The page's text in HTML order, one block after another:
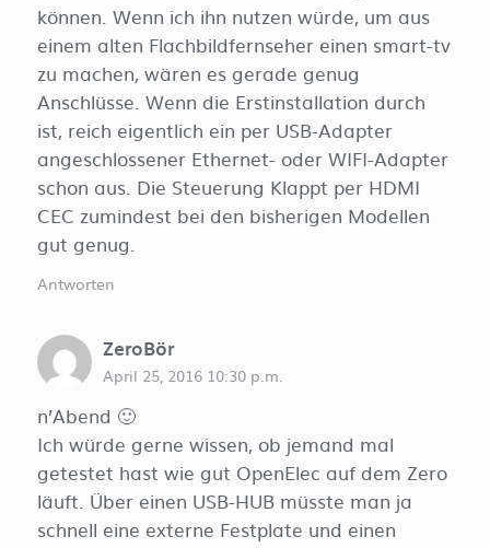
können. Wenn ich ihn nutzen würde, um aus
einem alten Flachbildfernseher einen smart-tv
zu machen, wären es gerade genug
Anschlüsse. Wenn die Erstinstallation durch
ist, reich eigentlich ein per USB-Adapter
angeschlossener Ethernet- oder WIFI-Adapter
schon aus. Die Steuerung Klappt per HDMI
CEC zumindest bei den bisherigen Modellen
gut genug.
Antworten
ZeroBör
April 25, 2016 10:30 p.m.
n’Abend 🙂
Ich würde gerne wissen, ob jemand mal
getestet hast wie gut OpenElec auf dem Zero
läuft. Über einen USB-HUB müsste man ja
schnell eine externe Festplate und einen